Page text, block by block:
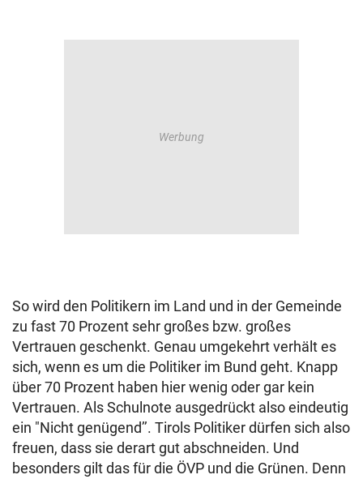
So wird den Politikern im Land und in der Gemeinde
zu fast 70 Prozent sehr großes bzw. großes
Vertrauen geschenkt. Genau umgekehrt verhält es
sich, wenn es um die Politiker im Bund geht. Knapp
über 70 Prozent haben hier wenig oder gar kein
Vertrauen. Als Schulnote ausgedrückt also eindeutig
ein "Nicht genügend’’. Tirols Politiker dürfen sich also
freuen, dass sie derart gut abschneiden. Und
besonders gilt das für die ÖVP und die Grünen. Denn